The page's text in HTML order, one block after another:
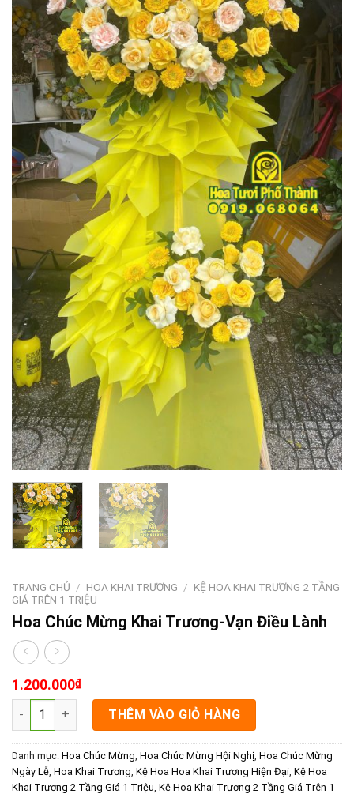
TRANG CHỦ / HOA KHAI TRƯƠNG / KỆ HOA KHAI TRƯƠNG 2 TẦNG
GIÁ TRÊN 1 TRIỆU
Hoa Chúc Mừng Khai Trương-Vạn Điều Lành
1.200.000₫
Hoa Chúc Mừng Khai Trương-Vạn Điều Lành số lượng
THÊM VÀO GIỎ HÀNG
Danh mục: Hoa Chúc Mừng Hoa Chúc Mừng Hội Nghị Hoa Chúc Mừng
Ngày Lễ Hoa Khai Trương Kệ Hoa Hoa Khai Trương Hiện Đại Kệ Hoa
Khai Trương 2 Tầng Giá 1 Triệu Kệ Hoa Khai Trương 2 Tầng Giá Trên 1